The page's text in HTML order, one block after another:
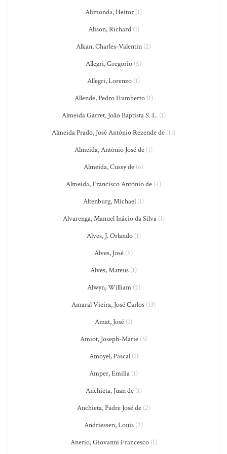
Alimonda, Heitor (1)
Alison, Richard(1)
Alkan, Charles-Valentin (2)
Allegri, Gregorio (5)
Allegri, Lorenzo (1)
Allende, Pedro Humberto(1)
Almeida Garret, João Baptista S. L.(1)
Almeida Prado, José Antônio Rezende de (11)
Almeida, Antônio José de (1)
Almeida, Cussy de (6)
Almeida, Francisco António de (4)
Altenburg, Michael (1)
Alvarenga, Manuel Inácio da Silva(1)
Alves, J. Orlando(1)
Alves, José (5)
Alves, Mateus (1)
Alwyn, William(2)
Amaral Vieira, José Carlos (13)
Amat, José (1)
Amiot, Joseph-Marie (3)
Amoyel, Pascal(1)
Amper, Emilia (1)
Anchieta, Juan de(1)
Anchieta, Padre José de(2)
Andriessen, Louis (2)
Anerio, Giovanni Francesco(1)